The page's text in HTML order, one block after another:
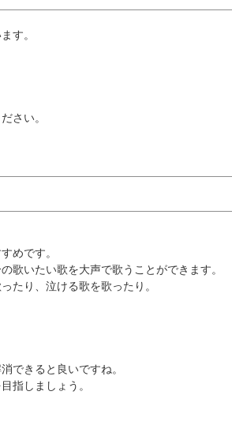
す。
さい。
めです。
歌いたい歌を大声で歌うことができます。
たり、泣ける歌を歌ったり。
できると良いですね。
指しましょう。